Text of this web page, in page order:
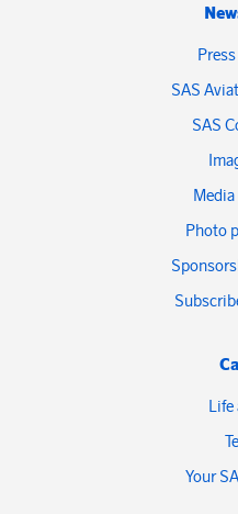
SAS
SAS
Photo
Life
Your